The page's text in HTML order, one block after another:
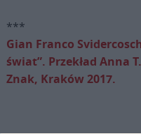
***
Gian Franco
świat”. Przekład Anna
Znak, Kraków 2017.